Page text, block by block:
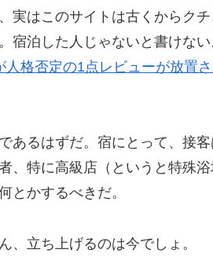
実はこのサイトは古くからク
宿泊した人じゃないと書けな
格否定の1点レビューが放置
あるはずだ。宿にとって、接
、特に高級店（というと特殊
とかするべきだ。
、立ち上げるのは今でしょ。